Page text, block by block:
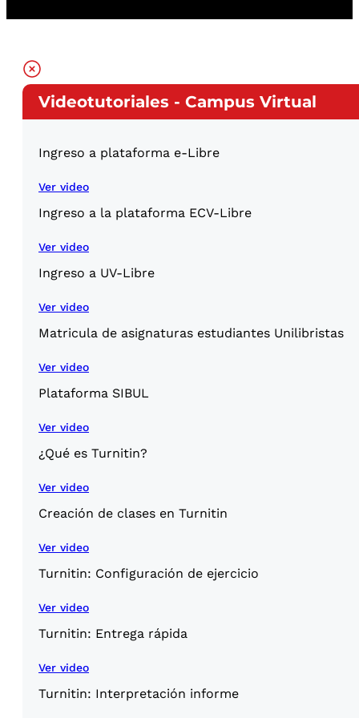
Videotutoriales - Campus Virtual
Ingreso a plataforma e-Libre
Ver video
Ingreso a la plataforma ECV-Libre
Ver video
Ingreso a UV-Libre
Ver video
Matricula de asignaturas estudiantes Unilibristas
Ver video
Plataforma SIBUL
Ver video
¿Qué es Turnitin?
Ver video
Creación de clases en Turnitin
Ver video
Turnitin: Configuración de ejercicio
Ver video
Turnitin: Entrega rápida
Ver video
Turnitin: Interpretación informe